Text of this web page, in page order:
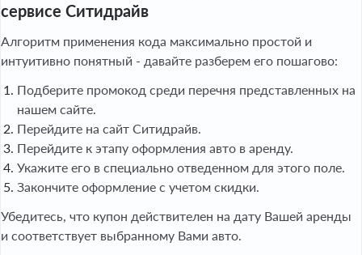
сервисе Ситидрайв
Алгоритм применения кода максимально простой и
интуитивно понятный - давайте разберем его пошагово:
Подберите промокод среди перечня представленных на
нашем сайте.
Перейдите на сайт Ситидрайв.
Перейдите к этапу оформления авто в аренду.
Укажите его в специально отведенном для этого поле.
Закончите оформление с учетом скидки.
Убедитесь, что купон действителен на дату Вашей аренды
и соответствует выбранному Вами авто.